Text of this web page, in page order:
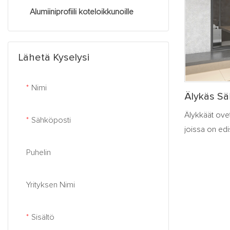
Alumiininen nostoliukuovi
Alumiiniprofiili koteloikkunoille
Lähetä Kyselysi
Nimi
Sähköposti
Puhelin
Yrityksen Nimi
Sisältö
ohjata
tilaa
edelleen.
Älykäs
Ikkuna
Älykkäät
joissa on